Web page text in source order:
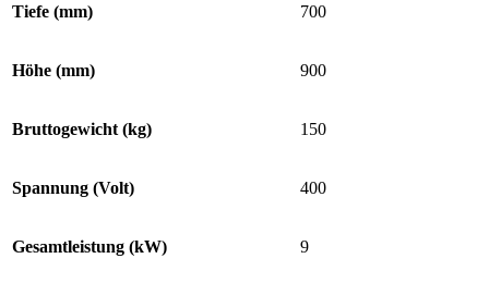
Tiefe (mm) 700
Höhe (mm) 900
Bruttogewicht (kg) 150
Spannung (Volt) 400
Gesamtleistung (kW) 9